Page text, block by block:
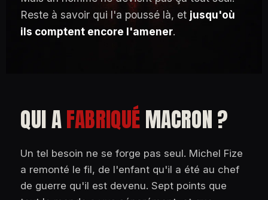
Reste à savoir qui l'a poussé là, et jusqu'où
ils comptent encore l'amener.
QUI AFABRIQUÉMACRON ?
Un tel besoin ne se forge pas seul. Michel Fize
a remonté le fil, de l'enfant qu'il a été au chef
de guerre qu'il est devenu. Sept points que